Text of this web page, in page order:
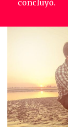
concluyó.